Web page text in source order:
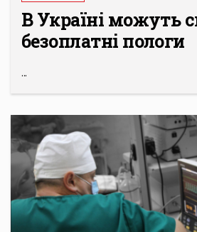
В Україні можуть
безоплатні пологи
...